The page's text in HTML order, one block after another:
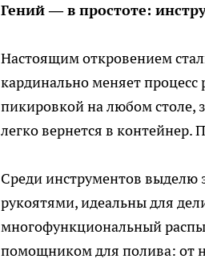
Гений — в простоте:
Настоящим откровением
кардинально меняет процесс
пикировкой на любом столе,
легко вернется в контейнер.
Среди инструментов выделю
рукоятями, идеальны для
многофункциональный
помощником для полива: от